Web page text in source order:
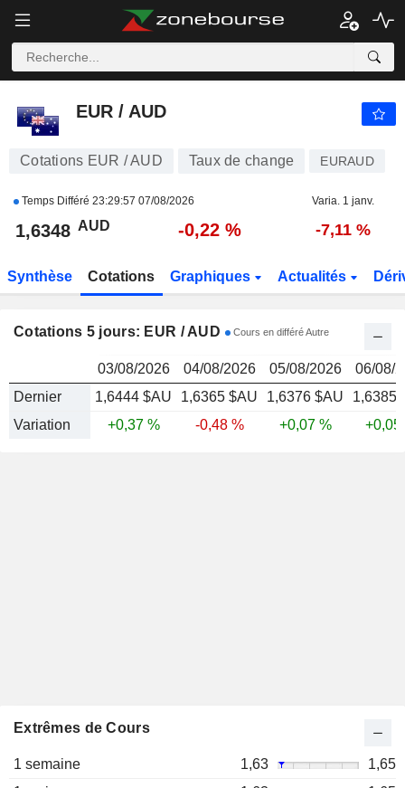
EUR / AUD 1,6348
EUR / AUD
Cotations EUR / AUD Taux de change EURAUD
Temps Différé 23:29:57 07/08/2026 Varia. 1 janv.
1,6348 AUD -0,22 % -7,11 %
Synthèse Cotations Graphiques Actualités
Cotations 5 jours: EUR / AUD Cours en différé Autre
03/08/2026 04/08/2026 05/08/2026
06/08/
Dernier
1,6444 $AU 1,6365 $AU 1,6376 $AU
1,6385
Variation
+0,37 % -0,48 % +0,07 % +0,05
Extrêmes de Cours
1 semaine 1,63
1,65